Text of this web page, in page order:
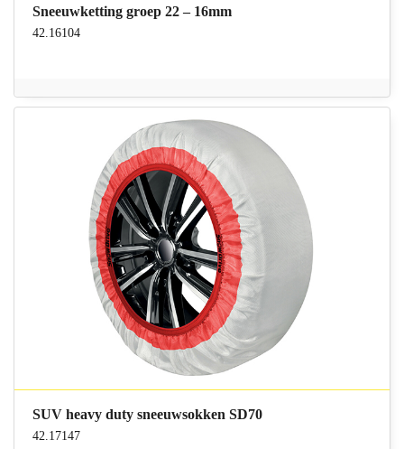
Sneeuwketting groep 22 – 16mm
42.16104
SUV heavy duty sneeuwsokken SD70
42.17147